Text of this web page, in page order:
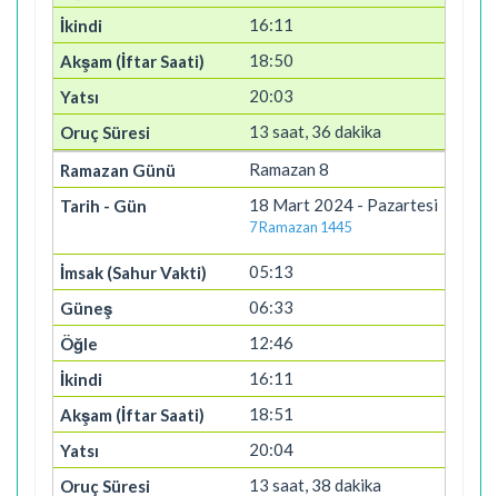
16:11
18:50
20:03
13 saat, 36 dakika
Ramazan 8
18 Mart 2024 - Pazartesi
7 Ramazan 1445
05:13
06:33
12:46
16:11
18:51
20:04
13 saat, 38 dakika